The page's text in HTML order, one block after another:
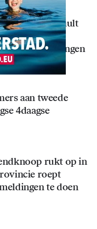
centrum Tumult
eind
van Groningen
aan tweede
4daagse
rukt op in
roept
te doen